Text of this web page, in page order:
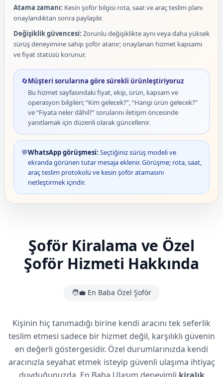
Atama zamanı: Kesin şoför bilgisi rota, saat ve araç teslim planı
onaylandıktan sonra paylaşılır.
Değişiklik güvencesi: Zorunlu değişiklikte aynı veya daha yüksek
sürüş deneyimine sahip şoför atanır; onaylanan hizmet kapsamı
ve fiyat statüsü korunur.
🔄Müşteri sorularına göre sürekli ürünleştiriyoruz
Bu hizmet sayfasındaki fiyat, ekip, ürün, kapsam ve
operasyon bilgileri; “Kim gelecek?”, “Hangi ürün gelecek?”
ve “Fiyata neler dâhil?” sorularını iletişim öncesinde
yanıtlamak için düzenli olarak güncellenir.
💬WhatsApp görüşmesi: Seçtiğiniz sürüş modeli ve
ekranda görünen tutar mesaja eklenir. Görüşme; rota, saat,
araç teslim protokolü ve kesin şoför atamasını
netleştirmek içindir.
Şoför Kiralama ve Özel
Şoför Hizmeti Hakkında
🧑‍💼 En Baba Özel Şoför
Kişinin hiç tanımadığı birine kendi aracını tek seferlik
teslim etmesi sadece bir hizmet değil, karşılıklı güvenin
en değerli göstergesidir. Özel durumlarınızda kendi
aracınızla seyahat etmek isteyip güvenli ulaşıma ihtiyaç